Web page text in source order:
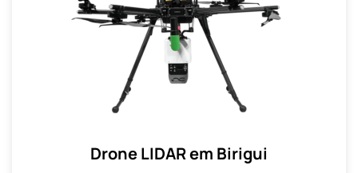
Drone LIDAR em Birigui